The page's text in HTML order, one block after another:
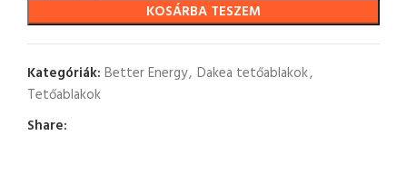
KOSÁRBA TESZEM
Kategóriák: Better Energy, Dakea tetőablakok,
Tetőablakok
Share: